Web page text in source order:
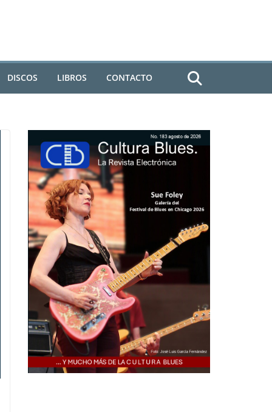
DISCOS LIBROS CONTACTO